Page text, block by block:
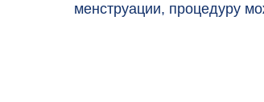
менструации, процедуру